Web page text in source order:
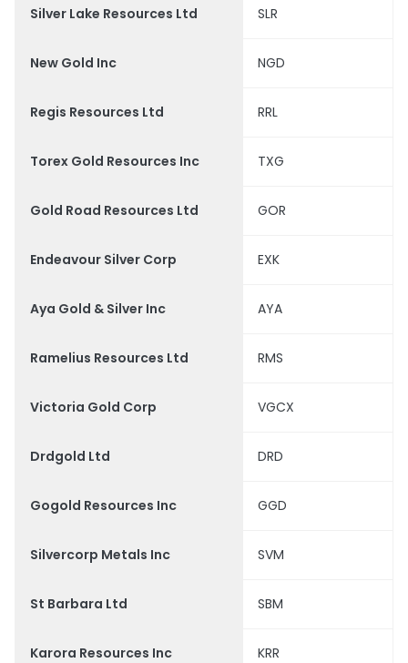
Silver Lake Resources Ltd SLR
New Gold Inc NGD
Regis Resources Ltd RRL
Torex Gold Resources Inc TXG
Gold Road Resources Ltd GOR
Endeavour Silver Corp EXK
Aya Gold & Silver Inc AYA
Ramelius Resources Ltd RMS
Victoria Gold Corp VGCX
Drdgold Ltd DRD
Gogold Resources Inc GGD
Silvercorp Metals Inc SVM
St Barbara Ltd SBM
Karora Resources Inc KRR